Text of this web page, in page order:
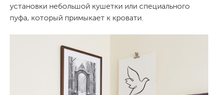
установки небольшой кушетки или специального
пуфа, который примыкает к кровати.